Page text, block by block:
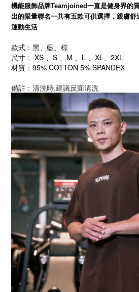
機能服飾品牌Teamjoined一直是健身界的
出的限量聯名一共有五款可供選擇．親膚
運動生活
款式：黑、藍、棕
尺寸： XS 、 S 、M 、L 、XL、2XL
材質：95% COTTON 5% SPANDEX
備註：清洗時,建議反面清洗